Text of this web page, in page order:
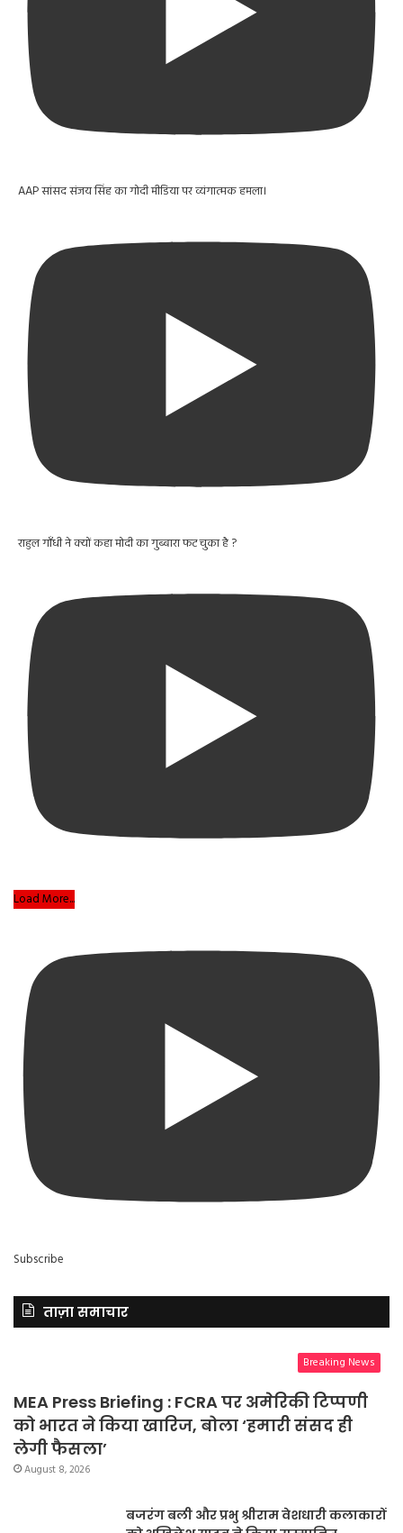
AAP सांसद संजय सिंह का गोदी मीडिया पर व्यंगात्मक हमला।
राहुल गाँधी ने क्यों कहा मोदी का गुब्बारा फट चुका है ?
Load More...
Subscribe
ताज़ा समाचार
Breaking News
MEA Press Briefing : FCRA पर अमेरिकी टिप्पणी
को भारत ने किया खारिज, बोला ‘हमारी संसद ही
लेगी फैसला’
August 8, 2026
बजरंग बली और प्रभु श्रीराम वेशधारी कलाकारों